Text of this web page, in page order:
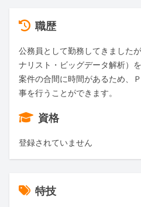
職歴
公務員として勤務してきました
ナリスト・ビッグデータ解析）
案件の合間に時間があるため、
事を行うことができます。
資格
登録されていません
特技